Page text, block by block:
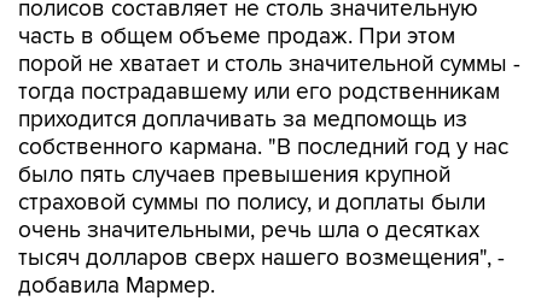
полисов составляет не столь значительную
часть в общем объеме продаж. При этом
порой не хватает и столь значительной суммы -
тогда пострадавшему или его родственникам
приходится доплачивать за медпомощь из
собственного кармана. "В последний год у нас
было пять случаев превышения крупной
страховой суммы по полису, и доплаты были
очень значительными, речь шла о десятках
тысяч долларов сверх нашего возмещения", -
добавила Мармер.